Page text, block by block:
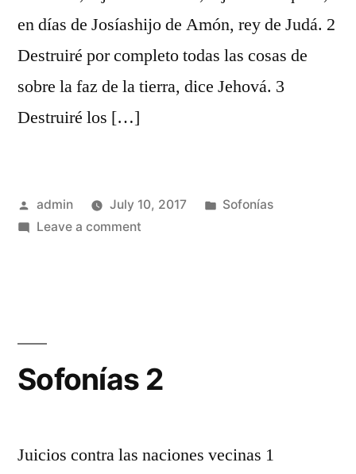
en días de Josíashijo de Amón, rey de Judá. 2
Destruiré por completo todas las cosas de
sobre la faz de la tierra, dice Jehová. 3
Destruiré los […]
Posted
by
admin July 10, 2017
Posted
Sofonías
Leave a commenton
Sofonías 2
Juicios contra las naciones vecinas 1